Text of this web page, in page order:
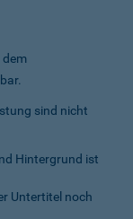
dem
sind nicht
Hintergrund ist
Untertitel noch